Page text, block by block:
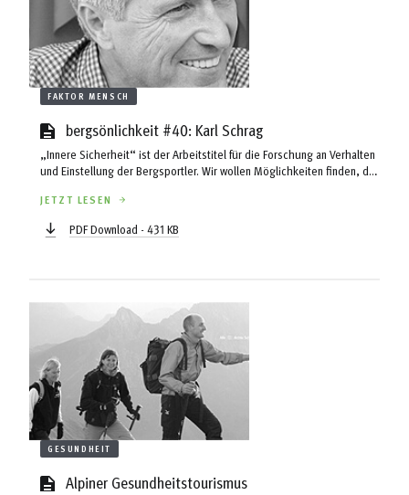
FAKTOR MENSCH
bergsönlichkeit #40: Karl Schrag
„Innere Sicherheit“ ist der Arbeitstitel für die Forschung an Verhalten
und Einstellung der Bergsportler. Wir wollen Möglichkeiten finden, das
und in Lawinensituationen wichtig ist. Auf diesem Gebiet ist eine
Zusammenarbeit mit dem OeAV angedacht.
JETZT LESEN
PDF Download - 431 KB
GESUNDHEIT
Alpiner Gesundheitstourismus